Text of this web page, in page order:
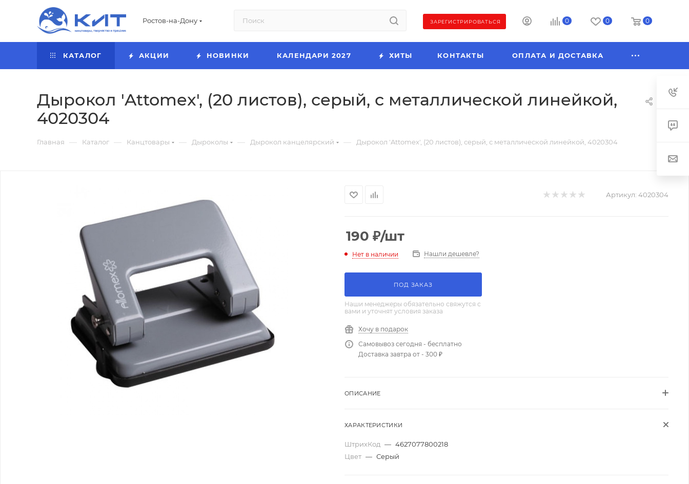
Ростов-на-Дону ЗАРЕГИСТРИРОВАТЬСЯ 0 0 0
КАТАЛОГ АКЦИИ НОВИНКИ КАЛЕНДАРИ 2027 ХИТЫ КОНТАКТЫ ОПЛАТА И ДОСТАВКА
Дырокол 'Attomex', (20 листов), серый, с металлической линейкой,
4020304
Главная — Каталог — Канцтовары — Дыроколы — Дырокол канцелярский — Дырокол 'Attomex', (20 листов), серый, с металлической линейкой, 4020304
Артикул: 4020304
190 ₽/шт
Нет в наличии Нашли дешевле?
ПОД ЗАКАЗ
Наши менеджеры обязательно свяжутся с
вами и уточнят условия заказа
Хочу в подарок
Самовывоз сегодня - бесплатно
Доставка завтра от - 300 ₽
ОПИСАНИЕ
ХАРАКТЕРИСТИКИ
ШтрихКод — 4627077800218
Цвет — Серый